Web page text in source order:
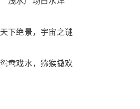
天下绝景，宇宙之谜
鸳鸯戏水，猕猴撒欢